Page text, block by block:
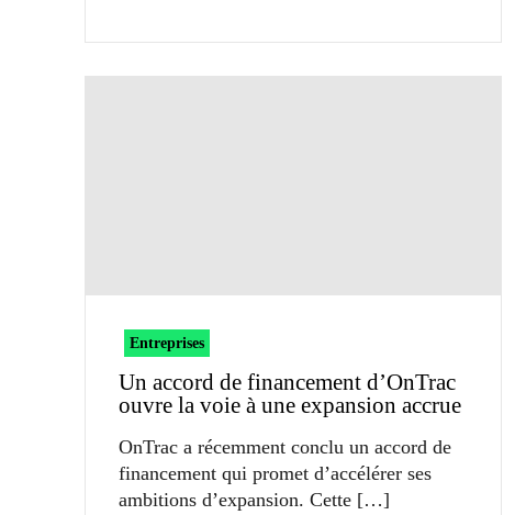
Entreprises
Un accord de financement d’OnTrac
ouvre la voie à une expansion accrue
OnTrac a récemment conclu un accord de
financement qui promet d’accélérer ses
ambitions d’expansion. Cette